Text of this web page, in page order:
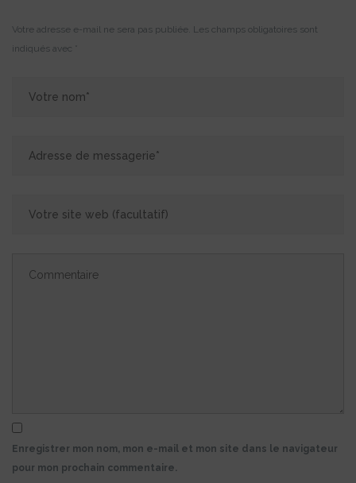
Votre adresse e-mail ne sera pas publiée. Les champs obligatoires sont
indiqués avec
Enregistrer mon nom, mon e-mail et mon site dans le navigateur
pour mon prochain commentaire.